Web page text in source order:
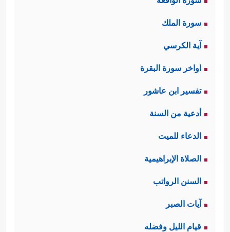
سورة الملك
آية الكرسي
اواخر سورة البقرة
تفسير ابن عاشور
أدعية من السنة
الدعاء للميت
الصلاة الإبراهيمية
السنن الرواتب
آيات الصبر
قيام الليل وفضله